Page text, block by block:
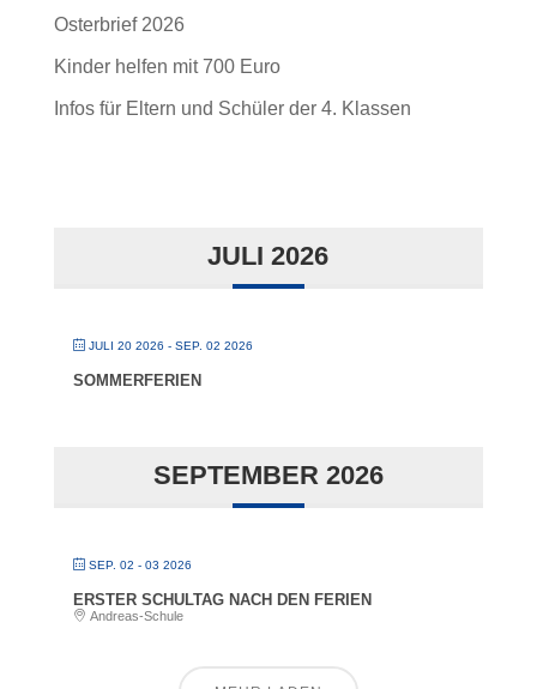
Osterbrief 2026
Kinder helfen mit 700 Euro
Infos für Eltern und Schüler der 4. Klassen
JULI 2026
JULI 20 2026 - SEP. 02 2026
SOMMERFERIEN
SEPTEMBER 2026
SEP. 02 - 03 2026
ERSTER SCHULTAG NACH DEN FERIEN
Andreas-Schule